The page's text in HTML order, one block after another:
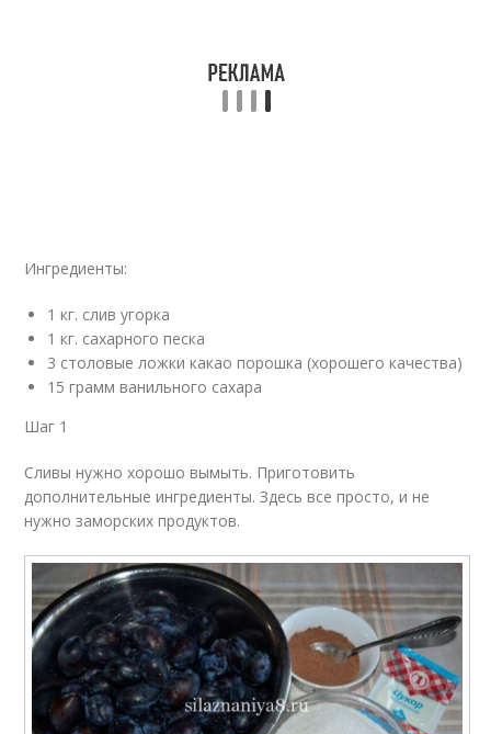
Ингредиенты:
1 кг. слив угорка
1 кг. сахарного песка
3 столовые ложки какао порошка (хорошего качества)
15 грамм ванильного сахара
Шаг 1
Сливы нужно хорошо вымыть. Приготовить
дополнительные ингредиенты. Здесь все просто, и не
нужно заморских продуктов.